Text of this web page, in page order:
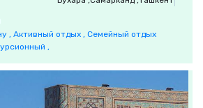
, Активный отдых , Семейный отдых
,